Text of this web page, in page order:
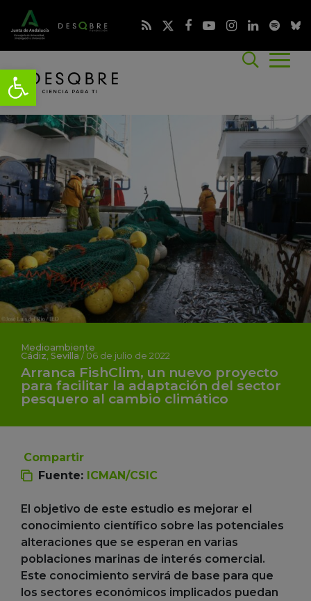
Medioambiente
Cádiz Sevilla / 06 de julio de 2022
Arranca FishClim, un nuevo proyecto
para facilitar la adaptación del sector
pesquero al cambio climático
Compartir
Fuente: ICMAN/CSIC
El objetivo de este estudio es mejorar el
conocimiento científico sobre las potenciales
alteraciones que se esperan en varias
poblaciones marinas de interés comercial.
Este conocimiento servirá de base para que
los sectores económicos implicados puedan